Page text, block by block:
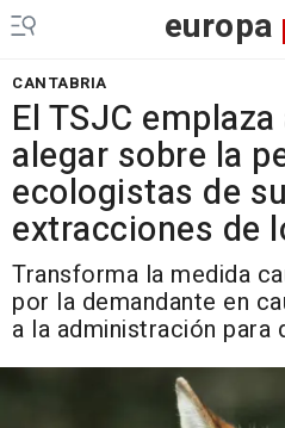
europa
CANTABRIA
El TSJC
alegar sobre la
ecologistas de
extracciones de
Transforma la medida
por la demandante en
a la administración para